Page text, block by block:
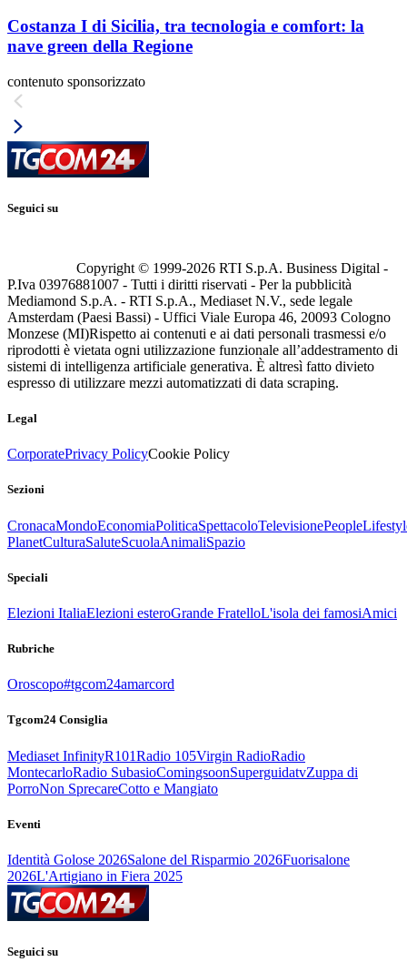
Costanza I di Sicilia, tra tecnologia e comfort: la
nave green della Regione
contenuto sponsorizzato
Seguici su
Copyright © 1999-2026 RTI S.p.A. Business Digital -
P.Iva 03976881007 - Tutti i diritti riservati - Per la pubblicità
Mediamond S.p.A. - RTI S.p.A., Mediaset N.V., sede legale
Amsterdam (Paesi Bassi) - Uffici Viale Europa 46, 20093 Cologno
Monzese (MI)Rispetto ai contenuti e ai dati personali trasmessi e/o
riprodotti è vietata ogni utilizzazione funzionale all’addestramento di
sistemi di intelligenza artificiale generativa. È altresì fatto divieto
espresso di utilizzare mezzi automatizzati di data scraping.
Legal
CorporatePrivacy PolicyCookie Policy
Sezioni
CronacaMondoEconomiaPoliticaSpettacoloTelevisionePeople
PlanetCulturaSaluteScuolaAnimaliSpazio
Speciali
Elezioni ItaliaElezioni esteroGrande FratelloL'isola dei famosiAmici
Rubriche
Oroscopo#tgcom24amarcord
Tgcom24 Consiglia
Mediaset InfinityR101Radio 105Virgin RadioRadio
MontecarloRadio SubasioComingsoonSuperguidatvZuppa di
PorroNon SprecareCotto e Mangiato
Eventi
Identità Golose 2026Salone del Risparmio 2026Fuorisalone
2026L'Artigiano in Fiera 2025
Seguici su